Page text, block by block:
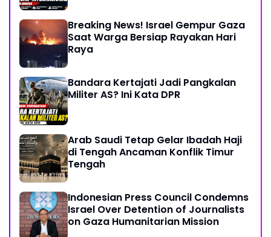
Breaking News! Israel Gempur Gaza
Saat Warga Bersiap Rayakan Hari
Raya
Bandara Kertajati Jadi Pangkalan
Militer AS? Ini Kata DPR
Arab Saudi Tetap Gelar Ibadah Haji
di Tengah Ancaman Konflik Timur
Tengah
Indonesian Press Council Condemns
Israel Over Detention of Journalists
on Gaza Humanitarian Mission